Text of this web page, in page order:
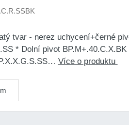
tvar - nerez uchycení+černé
* Dolní pivot
Více o produktu